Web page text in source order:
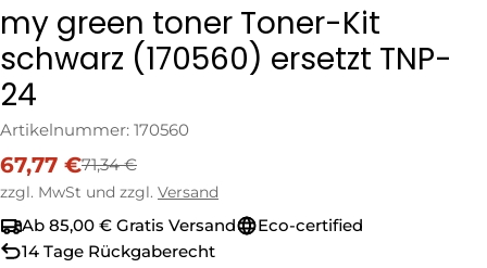
my green toner Toner-Kit
schwarz (170560) ersetzt TNP-
24
Artikelnummer: 170560
Verkaufspreis
67,77 €
Regulärer
Preis
71,34 €
zzgl. MwSt und zzgl. Versand
Ab 85,00 € Gratis Versand
Eco-certified
14 Tage Rückgaberecht